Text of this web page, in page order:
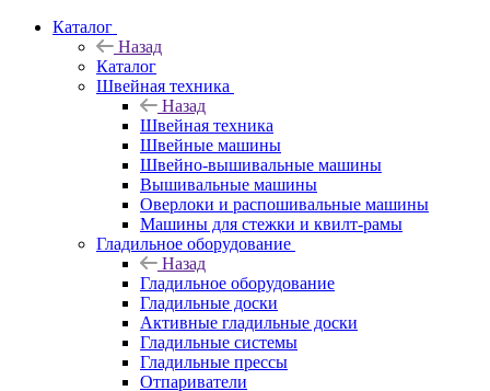
Каталог
Назад
Каталог
Швейная техника
Назад
Швейная техника
Швейные машины
Швейно-вышивальные машины
Вышивальные машины
Оверлоки и распошивальные машины
Машины для стежки и квилт-рамы
Гладильное оборудование
Назад
Гладильное оборудование
Гладильные доски
Активные гладильные доски
Гладильные системы
Гладильные прессы
Отпариватели